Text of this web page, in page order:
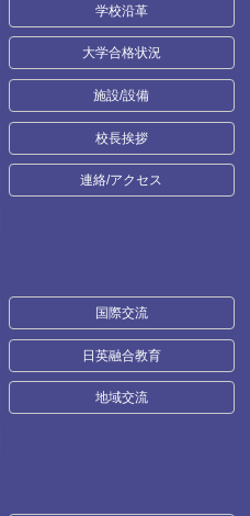
学校沿革
大学合格状況
施設/設備
校長挨拶
連絡/アクセス
国際交流
日英融合教育
地域交流